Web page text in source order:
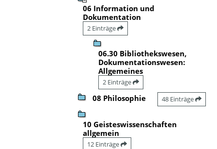
06 Information und
Dokumentation
2 Einträge
06.30 Bibliothekswesen,
Dokumentationswesen:
Allgemeines
2 Einträge
08 Philosophie 48 Einträge
10 Geisteswissenschaften
allgemein
12 Einträge